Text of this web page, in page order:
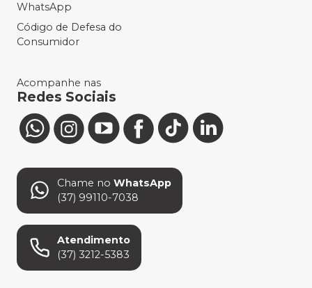
WhatsApp
Código de Defesa do
Consumidor
Acompanhe nas
Redes Sociais
Chame no WhatsApp
(37) 99110-7038
Atendimento
(37) 3212-5383